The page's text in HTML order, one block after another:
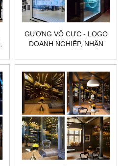
GƯƠNG VÔ CỰC - LOGO
DOANH NGHIỆP, NHẬN
CAO